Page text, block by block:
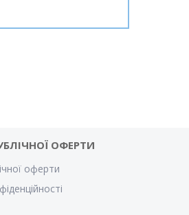
ОФЕРТИ
оферти